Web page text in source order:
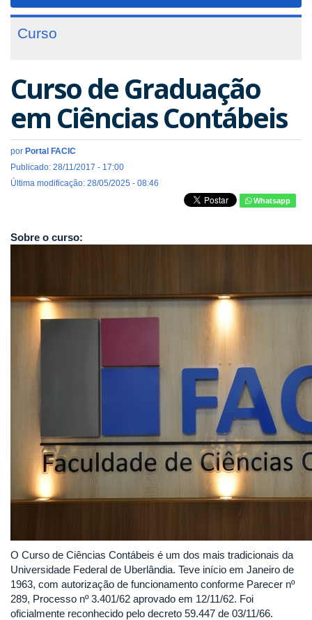
Curso
Curso de Graduação
em Ciências Contábeis
por Portal FACIC
Publicado: 28/11/2017 - 17:00
Última modificação: 28/05/2025 - 08:46
Whatsapp
Sobre o curso:
O Curso de Ciências Contábeis é um dos mais tradicionais da
Universidade Federal de Uberlândia. Teve início em Janeiro de
1963, com autorização de funcionamento conforme Parecer nº
289, Processo nº 3.401/62 aprovado em 12/11/62. Foi
oficialmente reconhecido pelo decreto 59.447 de 03/11/66.